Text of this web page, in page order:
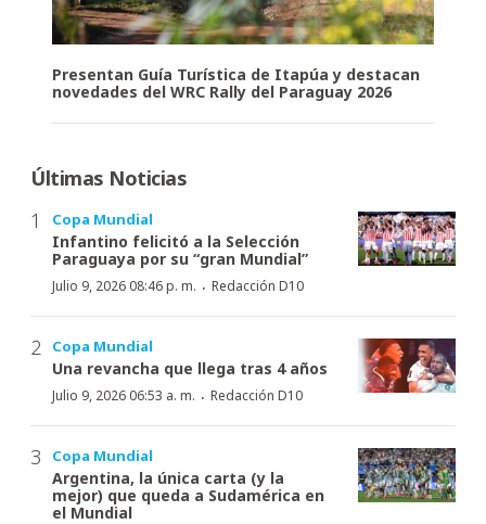
Presentan Guía Turística de Itapúa y destacan
novedades del WRC Rally del Paraguay 2026
Últimas Noticias
Copa Mundial
Infantino felicitó a la Selección
Paraguaya por su “gran Mundial”
Julio 9, 2026 08:46 p. m. · Redacción D10
Copa Mundial
Una revancha que llega tras 4 años
Julio 9, 2026 06:53 a. m. · Redacción D10
Copa Mundial
Argentina, la única carta (y la
mejor) que queda a Sudamérica en
el Mundial